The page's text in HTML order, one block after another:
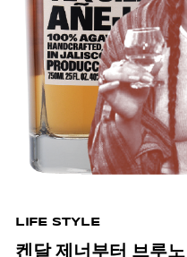
LIFE STYLE
켄달 제너부터 브루